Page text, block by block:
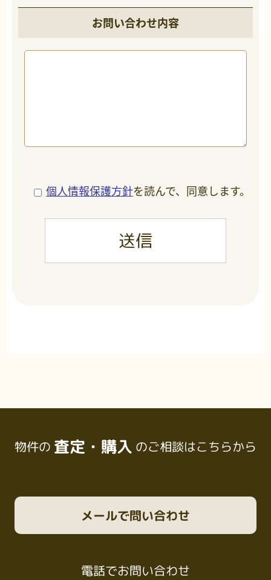
お問い合わせ内容
個人情報保護方針を読んで、同意します。
物件の 査定・購入 のご相談はこちらから
電話でお問い合わせ
メールで問い合わせ